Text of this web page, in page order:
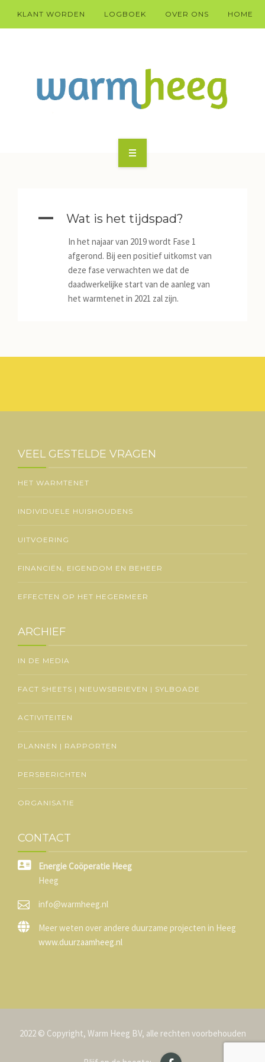
KLANT WORDEN LOGBOEK OVER ONS HOME
KLANT WARM HEEG WORDEN?
CONTACT
A Wat is het tijdspad?
In het najaar van 2019 wordt Fase 1
afgerond. Bij een positief uitkomst van
deze fase verwachten we dat de
daadwerkelijke start van de aanleg van
het warmtenet in 2021 zal zijn.
VEEL GESTELDE VRAGEN
HET WARMTENET
INDIVIDUELE HUISHOUDENS
UITVOERING
FINANCIËN, EIGENDOM EN BEHEER
EFFECTEN OP HET HEGERMEER
ARCHIEF
IN DE MEDIA
FACT SHEETS | NIEUWSBRIEVEN | SYLBOADE
ACTIVITEITEN
PLANNEN | RAPPORTEN
PERSBERICHTEN
ORGANISATIE
CONTACT
Energie Coöperatie Heeg
Heeg
info@warmheeg.nl
Meer weten over andere duurzame projecten in Heeg
www.duurzaamheeg.nl
2022 © Copyright, Warm Heeg BV, alle rechten voorbehouden